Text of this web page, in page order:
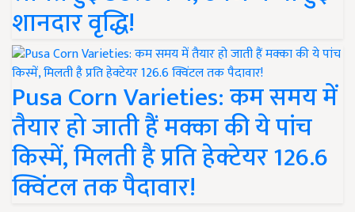
शानदार वृद्धि!
Pusa Corn Varieties: कम समय में
तैयार हो जाती हैं मक्का की ये पांच
किस्में, मिलती है प्रति हेक्टेयर 126.6
क्विंटल तक पैदावार!